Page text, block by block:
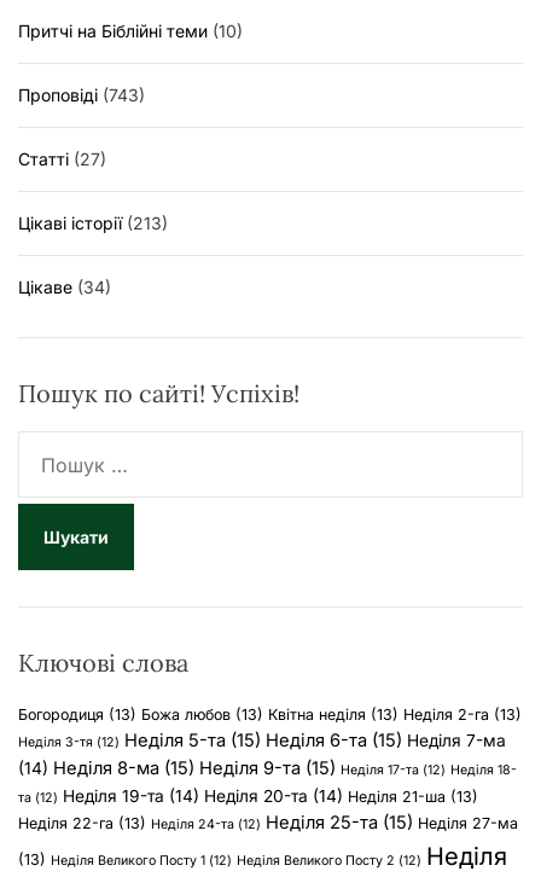
Притчі на Біблійні теми (10)
Проповіді (743)
Статті (27)
Цікаві історії(213)
Цікаве (34)
Пошук по сайті! Успіхів!
ш
к
Ключові слова
Богородиця (13) Божа любов (13) Квітна неділя (13) Неділя 2-га (13)
Неділя 3-тя (12) Неділя 5-та (15) Неділя 6-та (15) Неділя 7-ма
(14) Неділя 8-ма (15) Неділя 9-та (15) Неділя 17-та (12) Неділя 18-
та (12) Неділя 19-та (14) Неділя 20-та (14) Неділя 21-ша (13)
Неділя 22-га (13) Неділя 24-та (12) Неділя 25-та (15) Неділя 27-ма
(13) Неділя Великого Посту 1 (12) Неділя Великого Посту 2 (12) Неділя